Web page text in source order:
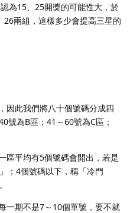
為15、25開獎的可能性大，於
兩組，這樣多少會提高三星的
因此我們將八十個號碼分成四
號為B區；41～60號為C區；
區平均有5個號碼會開出，若是
；4個號碼以下，稱「冷門
一期不是7～10個單號，要不就